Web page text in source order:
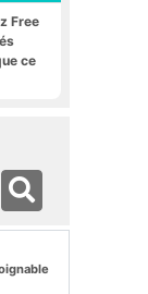
Free
ce